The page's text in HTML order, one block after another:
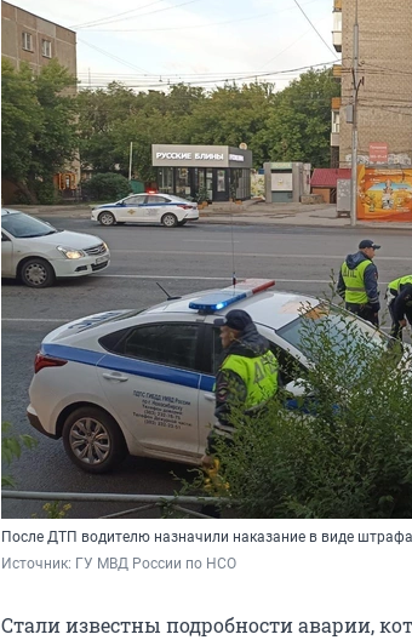
После ДТП водителю назначили наказание в виде
Источник: ГУ МВД России по НСО
Стали известны подробности аварии,